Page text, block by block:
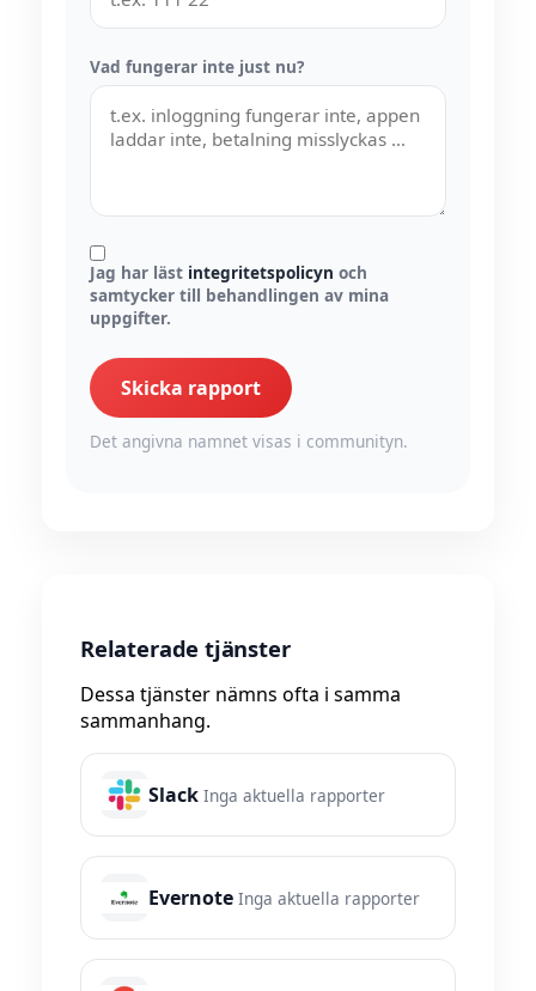
Vad fungerar inte just nu?
Jag har läst integritetspolicyn och
samtycker till behandlingen av mina
uppgifter.
Skicka rapport
Det angivna namnet visas i communityn.
Relaterade tjänster
Dessa tjänster nämns ofta i samma
sammanhang.
Slack Inga aktuella rapporter
Evernote Inga aktuella rapporter